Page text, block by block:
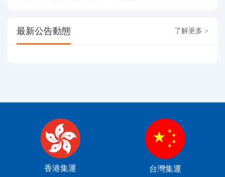
最新公告動態 了解更多 >
香港集運 台灣集運